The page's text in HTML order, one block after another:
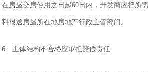
在房屋交房使用之日起60日内，开发商应把所
料报送房屋所在地房地产行政主管部门。
6、主体结构不合格应承担赔偿责任